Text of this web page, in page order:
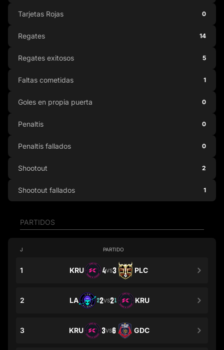
PARTIDOS
J PARTIDO
1 KRU 4VS3 PLC
2 LA 22VS21 KRU
3 KRU 3VS6 GDC
Tarjetas Rojas 0
Regates 14
Regates exitosos 5
Faltas cometidas 1
Goles en propia puerta 0
Penaltis 0
Penaltis fallados 0
Shootout 2
Shootout fallados 1